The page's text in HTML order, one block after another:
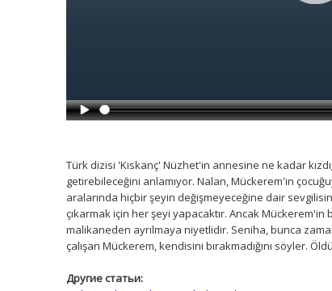
Türk dizisi 'Kıskanç' Nüzhet'in annesine ne kadar
getirebileceğini anlamıyor. Nalan, Mückerem'in
aralarında hiçbir şeyin değişmeyeceğine dair
çıkarmak için her şeyi yapacaktır. Ancak
malikaneden ayrılmaya niyetlidir. Seniha, bunca
çalışan Mückerem, kendisini bırakmadığını söyler.
Другие статьи: